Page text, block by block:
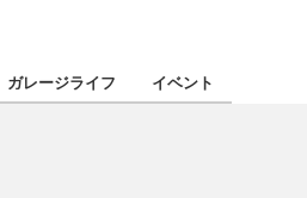
★厳選プ
ガレージライフ イベント